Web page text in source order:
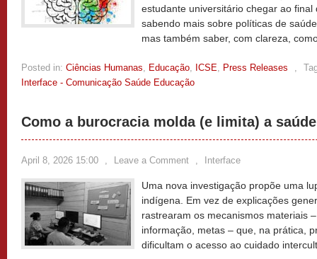
estudante universitário chegar ao
sabendo mais sobre políticas de
mas também saber, com clareza,
Posted in: Ciências Humanas, Educação, ICSE, Press Releases ,
Interface - Comunicação Saúde Educação
Como a burocracia molda (e limita) a
April 8, 2026 15:00 , Leave a Comment , Interface
Uma nova investigação propõe uma
indígena. Em vez de explicações
rastrearam os mecanismos materiais
informação, metas – que, na prática,
dificultam o acesso ao cuidado